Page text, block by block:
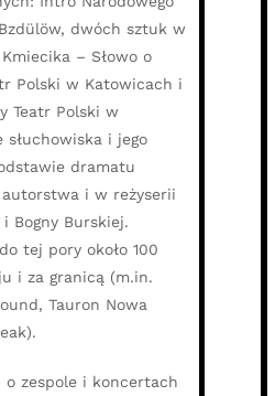
dwóch sztuk w
– Słowo o
Polski w Katowicach i
Teatr Polski w
słuchowiska i jego
dramatu
autorstwa i w reżyserii
Bogny Burskiej.
tej pory około 100
i za granicą (m.in.
Tauron Nowa
zespole i koncertach